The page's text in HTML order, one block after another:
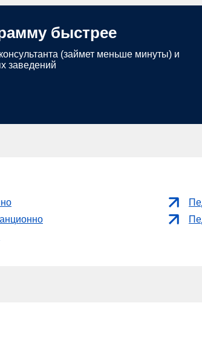
быстрее
(займет меньше минуты) и
заведений